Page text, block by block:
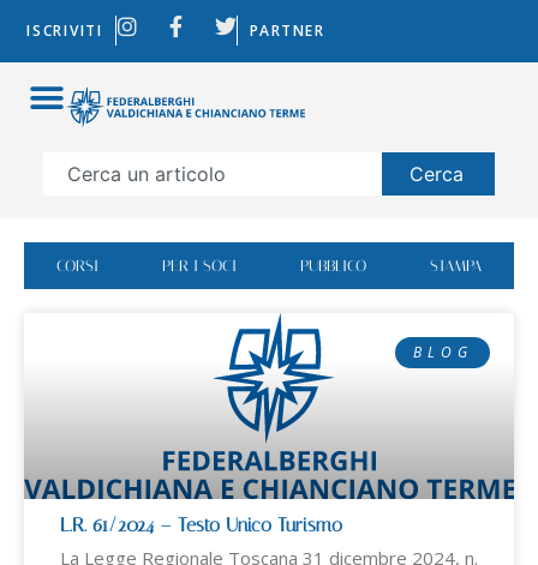
ISCRIVITI PARTNER
Cerca
CORSI PER I SOCI PUBBLICO STAMPA
BLOG
L.R. 61/2024 – Testo Unico Turismo
La Legge Regionale Toscana 31 dicembre 2024, n.